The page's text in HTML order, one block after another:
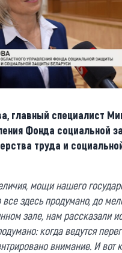
главный специалист
Фонда социальной
труда и
мощи нашего
все здесь продумано, до
зале, нам рассказали
когда ведутся
внимание. И вот